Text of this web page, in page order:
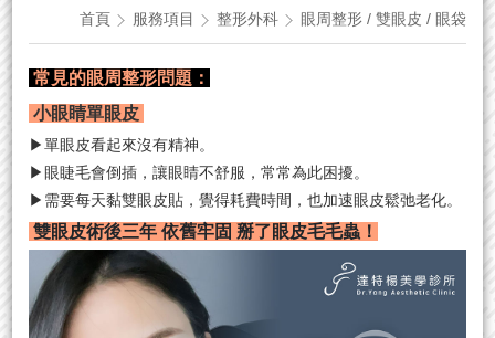
首頁 服務項目 整形外科 眼周整形 / 雙眼皮 / 眼袋
常見的眼周整形問題：
小眼睛單眼皮
▶單眼皮看起來沒有精神。
▶眼睫毛會倒插，讓眼睛不舒服，常常為此困擾。
▶需要每天黏雙眼皮貼，覺得耗費時間，也加速眼皮鬆弛老化。
雙眼皮術後三年 依舊牢固 掰了眼皮毛毛蟲！